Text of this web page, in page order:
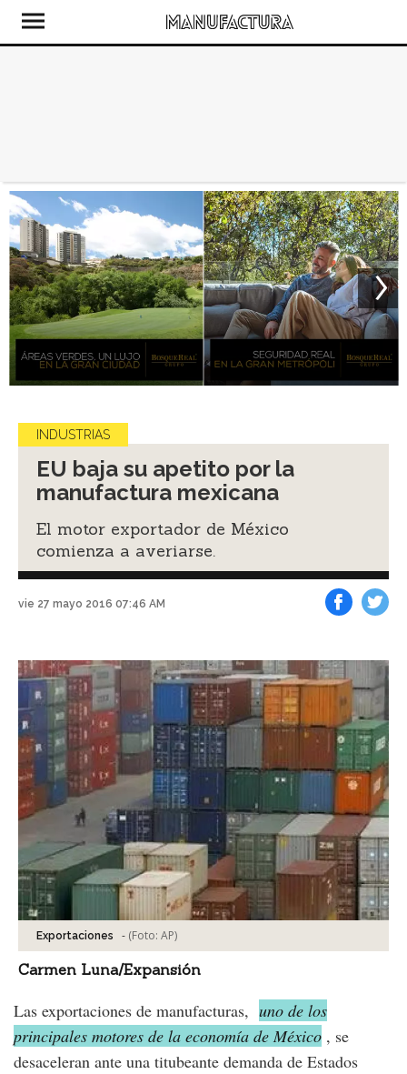
INDUSTRIAS
EU baja su apetito por la
manufactura mexicana
El motor exportador de México
comienza a averiarse.
vie 27 mayo 2016 07:46 AM
Exportaciones - (Foto: AP)
Carmen Luna/Expansión
Las exportaciones de manufacturas, uno de los
principales motores de la economía de México , se
desaceleran ante una titubeante demanda de Estados